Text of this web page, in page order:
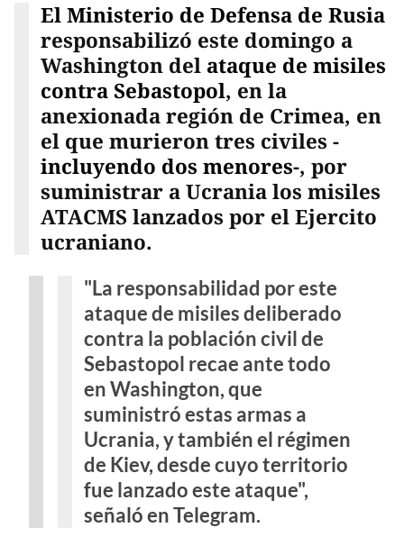
El Ministerio de Defensa de Rusia
responsabilizó este domingo a
Washington del ataque de misiles
contra Sebastopol, en la
anexionada región de Crimea, en
el que murieron tres civiles -
incluyendo dos menores-, por
suministrar a Ucrania los misiles
ATACMS lanzados por el Ejercito
ucraniano.
"La responsabilidad por este
ataque de misiles deliberado
contra la población civil de
Sebastopol recae ante todo
en Washington, que
suministró estas armas a
Ucrania, y también el régimen
de Kiev, desde cuyo territorio
fue lanzado este ataque",
señaló en Telegram.